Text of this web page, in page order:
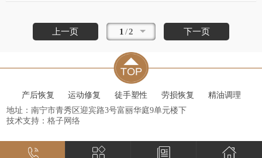
上一页 1 /2 下一页
产后恢复 运动修复 徒手塑性 劳损恢复
精油调理
地址：南宁市青秀区迎宾路3号富丽华庭9单元楼下
技术支持：格子网络